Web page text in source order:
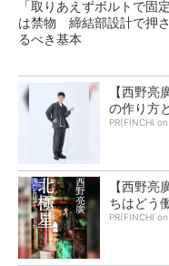
「取りあえずボルトで固定
は禁物 締結部設計で押
るべき基本
【西野
の作り方
PR(FINCHI
【西野
ちはどう
PR(FINCHI